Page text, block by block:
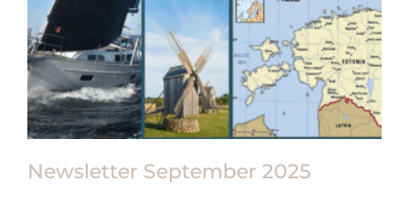
Newsletter September 2025